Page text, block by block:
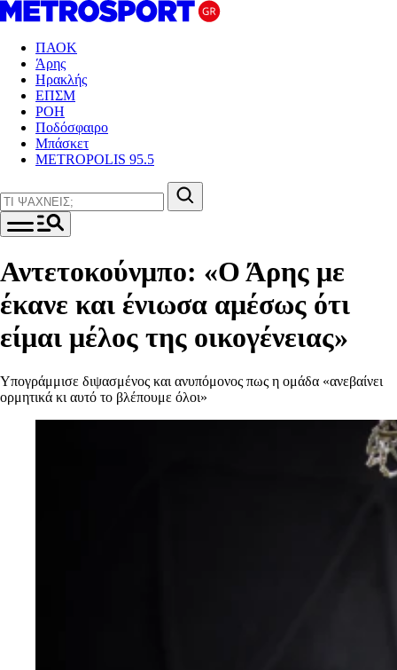
ΠΑΟΚ
Άρης
Ηρακλής
ΕΠΣΜ
ΡΟΗ
Ποδόσφαιρο
Μπάσκετ
METROPOLIS 95.5
Αντετοκούνμπο: «Ο Άρης με
έκανε και ένιωσα αμέσως ότι
είμαι μέλος της οικογένειας»
Υπογράμμισε διψασμένος και ανυπόμονος πως η ομάδα «ανεβαίνει
ορμητικά κι αυτό το βλέπουμε όλοι»